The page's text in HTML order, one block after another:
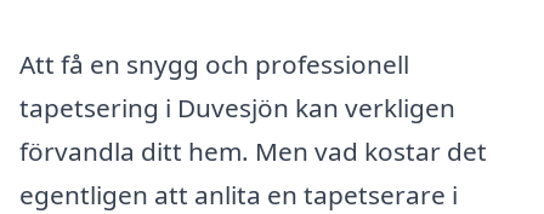
Att få en snygg och professionell
tapetsering i Duvesjön kan verkligen
förvandla ditt hem. Men vad kostar det
egentligen att anlita en tapetserare i